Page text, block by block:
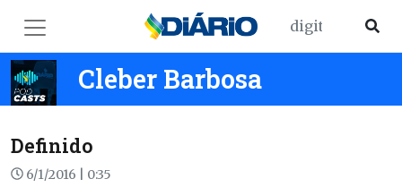
Cleber Barbosa
Definido
6/1/2016 | 0:35